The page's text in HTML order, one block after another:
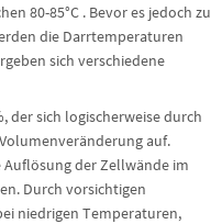
80-85°C . Bevor es jedoch zu
die Darrtemperaturen
sich verschiedene
der sich logischerweise durch
auf.
der Zellwände im
Durch vorsichtigen
niedrigen Temperaturen,